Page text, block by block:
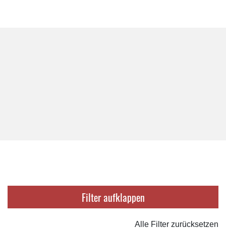
Filter
Alle Filter zurücksetzen